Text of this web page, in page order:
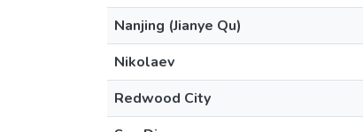
Nanjing (Jianye Qu)
Nikolaev
Redwood City